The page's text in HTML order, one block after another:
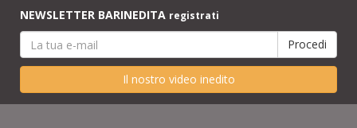
NEWSLETTER BARINEDITA registrati
Il nostro video inedito